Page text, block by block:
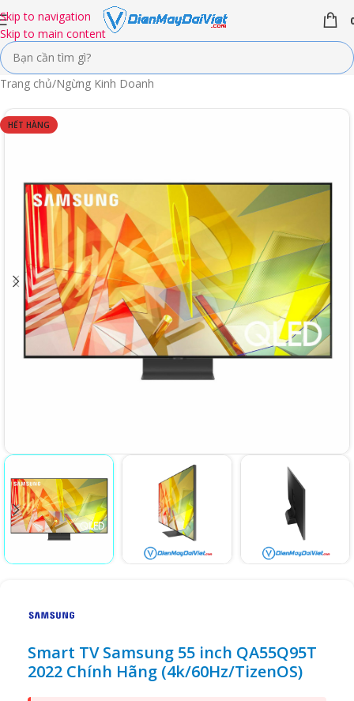
Skip to navigation
Skip to main content
Trang chủ/Ngừng Kinh Doanh
HẾT HÀNG
Smart TV Samsung 55 inch QA55Q95T
2022 Chính Hãng (4k/60Hz/TizenOS)